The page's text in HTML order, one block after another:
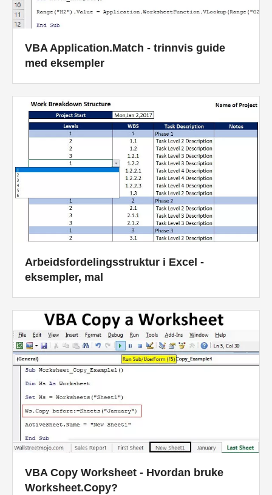
VBA Application.Match - trinnvis guide
med eksempler
Arbeidsfordelingsstruktur i Excel -
eksempler, mal
VBA Copy Worksheet - Hvordan bruke
Worksheet.Copy?